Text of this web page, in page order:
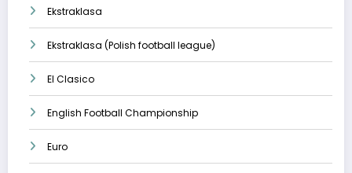
Ekstraklasa
Ekstraklasa (Polish football league)
El Clasico
English Football Championship
Euro